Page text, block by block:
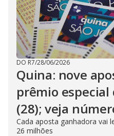
DO R7/28/06/2026
Quina: nove
prêmio
(28); veja
Cada aposta ganhadora vai
26 milhões